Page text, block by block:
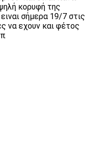
κορυφή της
σήμερα 19/7 στις
να εχουν και φέτος